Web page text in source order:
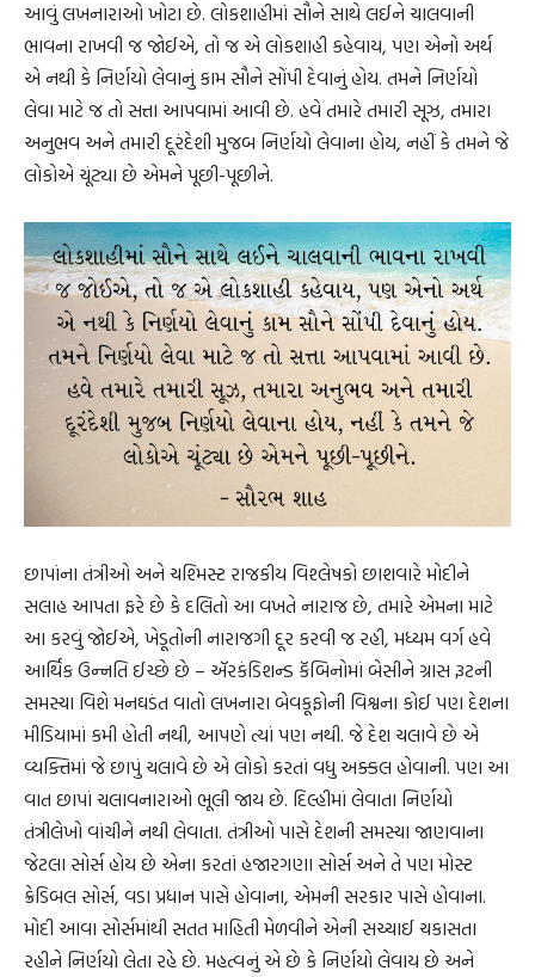
આવું લખનારાઓ ખોટા છે. લોકશાહીમાં સૌને સાથે લઈને ચાલવાની
ભાવના રાખવી જ જોઈએ, તો જ એ લોકશાહી કહેવાય, પણ એનો અર્થ
એ નથી કે નિર્ણયો લેવાનું કામ સૌને સોંપી દેવાનું હોય. તમને નિર્ણયો
લેવા માટે જ તો સત્તા આપવામાં આવી છે. હવે તમારે તમારી સૂઝ, તમારા
અનુભવ અને તમારી દૂરંદેશી મુજબ નિર્ણયો લેવાના હોય, નહીં કે તમને જે
લોકોએ ચૂંટ્યા છે એમને પૂછી-પૂછીને.
છાપાંના તંત્રીઓ અને ચશ્મિસ્ટ રાજકીય વિશ્લેષકો છાશવારે મોદીને
સલાહ આપતા ફરે છે કે દલિતો આ વખતે નારાજ છે, તમારે એમના માટે
આ કરવું જોઈએ, ખેડૂતોની નારાજગી દૂર કરવી જ રહી, મધ્યમ વર્ગ હવે
આર્થિક ઉન્નતિ ઈચ્છે છે – ઍરકંડિશન્ડ કૅબિનોમાં બેસીને ગ્રાસ રૂટની
સમસ્યા વિશે મનઘડંત વાતો લખનારા બેવકૂફોની વિશ્વના કોઈ પણ દેશના
મીડિયામાં કમી હોતી નથી, આપણે ત્યાં પણ નથી. જે દેશ ચલાવે છે એ
વ્યક્તિમાં જે છાપું ચલાવે છે એ લોકો કરતાં વધુ અક્કલ હોવાની. પણ આ
વાત છાપાં ચલાવનારાઓ ભૂલી જાય છે. દિલ્હીમાં લેવાતા નિર્ણયો
તંત્રીલેખો વાંચીને નથી લેવાતા. તંત્રીઓ પાસે દેશની સમસ્યા જાણવાના
જેટલા સોર્સ હોય છે એના કરતાં હજારગણા સોર્સ અને તે પણ મોસ્ટ
ક્રેડિબલ સોર્સ, વડા પ્રધાન પાસે હોવાના, એમની સરકાર પાસે હોવાના.
મોદી આવા સોર્સમાંથી સતત માહિતી મેળવીને એની સચ્ચાઈ ચકાસતા
રહીને નિર્ણયો લેતા રહે છે. મહત્વનું એ છે કે નિર્ણયો લેવાય છે અને